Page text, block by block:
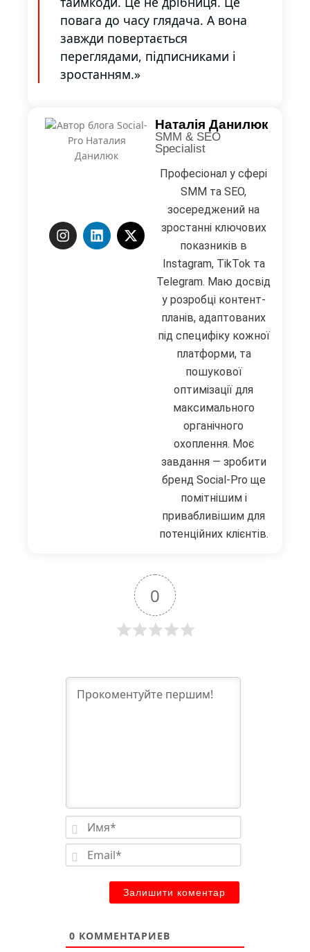
повага до часу глядача. А вона
завжди повертається
переглядами, підписниками і
зростанням.»
Наталія Данилюк
SMM & SEO
Specialist
Професіонал у сфері
SMM та SEO,
зосереджений на
зростанні ключових
показників в
Instagram, TikTok та
Telegram. Маю досвід
у розробці контент-
планів, адаптованих
під специфіку кожної
платформи, та
пошукової
оптимізації для
максимального
органічного
охоплення. Моє
завдання — зробити
бренд Social-Pro ще
помітнішим і
привабливішим для
потенційних клієнтів.
0
Имя*
0 КОММЕНТАРИЕВ